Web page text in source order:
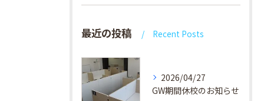
最近の投稿 Recent Posts
2026/04/27
GW期間休校のお知らせ